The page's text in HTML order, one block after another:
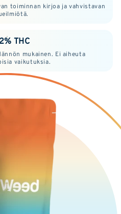
toiminnan kirjoa ja vahvistavan
THC
mukainen. Ei aiheuta
vaikutuksia.